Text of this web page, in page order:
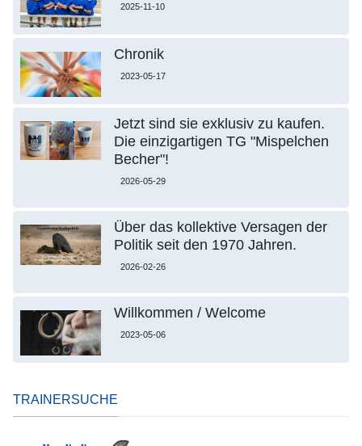
2025-11-10
Chronik
2023-05-17
Jetzt sind sie exklusiv zu kaufen.
Die einzigartigen TG "Mispelchen
Becher"!
2026-05-29
Über das kollektive Versagen der
Politik seit den 1970 Jahren.
2026-02-26
Willkommen / Welcome
2023-05-06
TRAINERSUCHE